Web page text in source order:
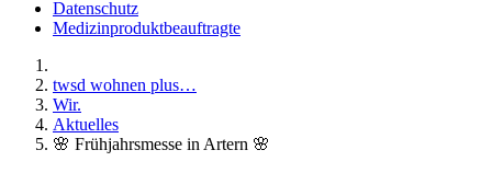
Datenschutz
Medizinproduktbeauftragte
twsd wohnen plus…
Wir.
Aktuelles
🌸 Frühjahrsmesse in Artern 🌸